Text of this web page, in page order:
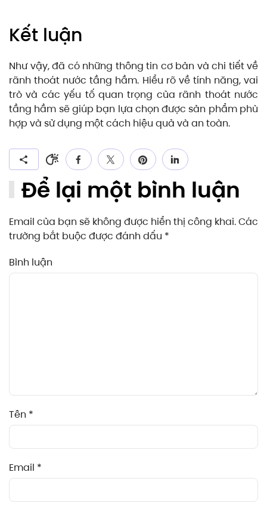
Kết luận
Như vậy, đã có những thông tin cơ bản và chi tiết về
rãnh thoát nước tầng hầm. Hiểu rõ về tính năng, vai
trò và các yếu tố quan trọng của rãnh thoát nước
tầng hầm sẽ giúp bạn lựa chọn được sản phẩm phù
hợp và sử dụng một cách hiệu quả và an toàn.
Để lại một bình luận
Email của bạn sẽ không được hiển thị công khai. Các
trường bắt buộc được đánh dấu *
Bình luận
Tên *
Email *